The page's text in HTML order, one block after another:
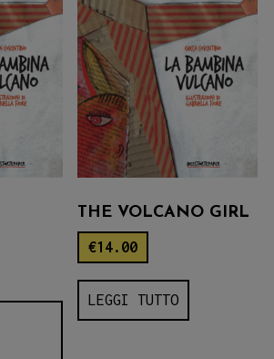
THE VOLCANO GIRL
€14.00
LEGGI TUTTO